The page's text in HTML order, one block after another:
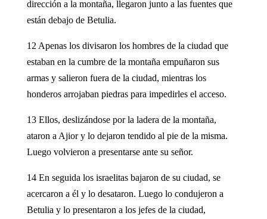
dirección a la montaña, llegaron junto a las fuentes que
están debajo de Betulia.
12 Apenas los divisaron los hombres de la ciudad que
estaban en la cumbre de la montaña empuñaron sus
armas y salieron fuera de la ciudad, mientras los
honderos arrojaban piedras para impedirles el acceso.
13 Ellos, deslizándose por la ladera de la montaña,
ataron a Ajior y lo dejaron tendido al pie de la misma.
Luego volvieron a presentarse ante su señor.
14 En seguida los israelitas bajaron de su ciudad, se
acercaron a él y lo desataron. Luego lo condujeron a
Betulia y lo presentaron a los jefes de la ciudad,